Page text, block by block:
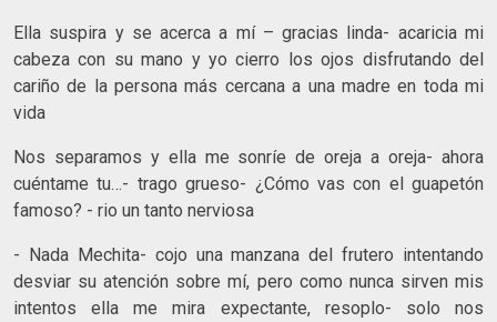
Ella suspira y se acerca a mí – gracias linda- acaricia mi
cabeza con su mano y yo cierro los ojos disfrutando del
cariño de la persona más cercana a una madre en toda mi
vida
Nos separamos y ella me sonríe de oreja a oreja- ahora
cuéntame tu…- trago grueso- ¿Cómo vas con el guapetón
famoso? - rio un tanto nerviosa
- Nada Mechita- cojo una manzana del frutero intentando
desviar su atención sobre mí, pero como nunca sirven mis
intentos ella me mira expectante, resoplo- solo nos